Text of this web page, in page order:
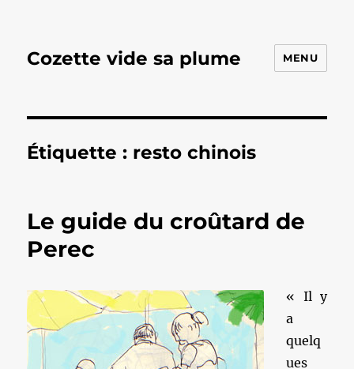
Cozette vide sa plume MENU
Étiquette : resto chinois
Le guide du croûtard de
Perec
« Il y
a
quelq
ues